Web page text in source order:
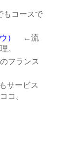
コースで
）
←流
。
フランス
サービス
コ。